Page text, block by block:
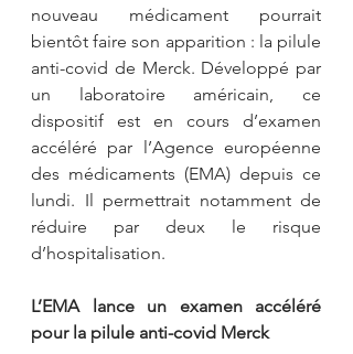
nouveau médicament pourrait
bientôt faire son apparition : la pilule
anti-covid de Merck. Développé par
un laboratoire américain, ce
dispositif est en cours d’examen
accéléré par l’Agence européenne
des médicaments (EMA) depuis ce
lundi. Il permettrait notamment de
réduire par deux le risque
d’hospitalisation.
L’EMA lance un examen accéléré
pour la pilule anti-covid Merck